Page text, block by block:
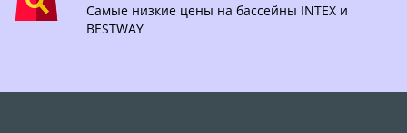
Самые низкие цены на бассейны INTEX и
BESTWAY